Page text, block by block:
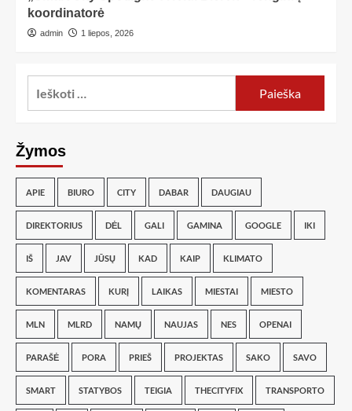
koordinatorė
admin 1 liepos, 2026
Žymos
APIE BIURO CITY DABAR DAUGIAU
DIREKTORIUS DĖL GALI GAMINA GOOGLE IKI
IŠ JAV JŪSŲ KAD KAIP KLIMATO
KOMENTARAS KURĮ LAIKAS MIESTAI MIESTO
MLN MLRD NAMŲ NAUJAS NES OPENAI
PARAŠĖ PORA PRIEŠ PROJEKTAS SAKO SAVO
SMART STATYBOS TEIGIA THECITYFIX TRANSPORTO